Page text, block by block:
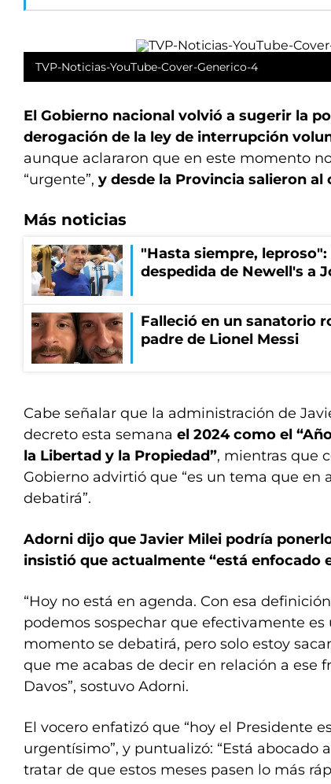
TVP-Noticias-YouTube-Cover-Generico-4
El Gobierno nacional volvió a sugerir la
derogación de la ley de interrupción
aunque aclararon que en este momento
“urgente”, y desde la Provincia salieron al
Más noticias
"Hasta siempre,
despedida de Newell's a
Falleció en un sanatorio
padre de Lionel Messi
Cabe señalar que la administración de
decreto esta semana el 2024 como el
la Libertad y la Propiedad”, mientras que
Gobierno advirtió que “es un tema que en
debatirá”.
Adorni dijo que Javier Milei podría
insistió que actualmente “está enfocado
“Hoy no está en agenda. Con esa
podemos sospechar que efectivamente
momento se debatirá, pero solo estoy
que me acabas de decir en relación a ese
Davos”, sostuvo Adorni.
El vocero enfatizó que “hoy el Presidente
urgentísimo”, y puntualizó: “Está abocado
tratar de que estos meses pasen lo más